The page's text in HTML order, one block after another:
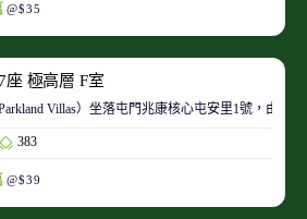
@$35
座 極高層 F室
Villas）坐落屯門兆康核心屯安里1號，由
383
@$39